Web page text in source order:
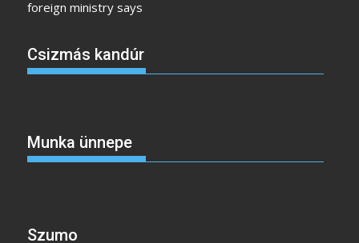
foreign ministry says
Csizmás kandúr
Munka ünnepe
Szumo